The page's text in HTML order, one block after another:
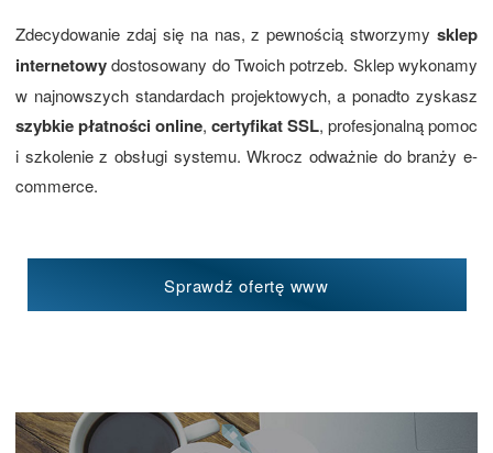
Zdecydowanie zdaj się na nas, z pewnością stworzymy sklep
internetowydostosowany do Twoich potrzeb. Sklep wykonamy
w najnowszych standardach projektowych, a ponadto zyskasz
szybkie płatności online, certyfikat SSL, profesjonalną pomoc
i szkolenie z obsługi systemu. Wkrocz odważnie do branży e-
commerce.
Sprawdź ofertę www